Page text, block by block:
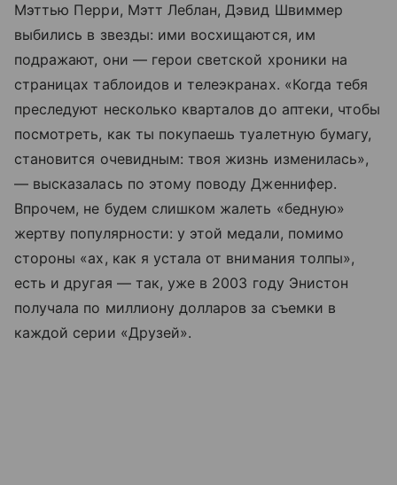
Мэттью Перри, Мэтт Леблан, Дэвид Швиммер
выбились в звезды: ими восхищаются, им
подражают, они — герои светской хроники на
страницах таблоидов и телеэкранах. «Когда тебя
преследуют несколько кварталов до аптеки, чтобы
посмотреть, как ты покупаешь туалетную бумагу,
становится очевидным: твоя жизнь изменилась»,
— высказалась по этому поводу Дженнифер.
Впрочем, не будем слишком жалеть «бедную»
жертву популярности: у этой медали, помимо
стороны «ах, как я устала от внимания толпы»,
есть и другая — так, уже в 2003 году Энистон
получала по миллиону долларов за съемки в
каждой серии «Друзей».